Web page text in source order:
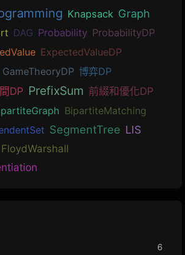
Knapsack Graph
DAG Probability ProbabilityDP
ExpectedValueDP
GameTheoryDP 博弈DP
DP PrefixSum 前綴和優化DP
BipartiteMatching
SegmentTree LIS
FloydWarshall
6